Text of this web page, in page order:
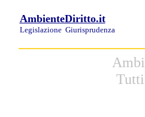
AmbienteDiritto.it
Legislazione Giurisprudenza